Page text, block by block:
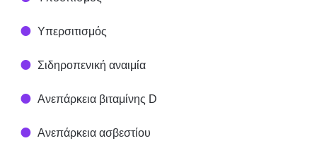
Υπερσιτισμός
Σιδηροπενική αναιμία
Ανεπάρκεια βιταμίνης D
Ανεπάρκεια ασβεστίου